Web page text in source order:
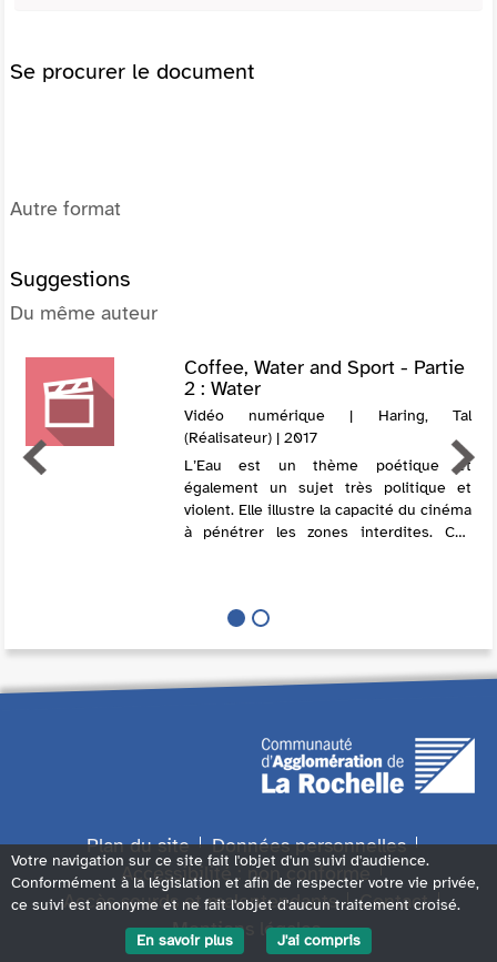
Se procurer le document
Autre format
Suggestions
Du même auteur
Coffee, Water and Sport - Partie
2 : Water
Vidéo numérique | Haring, Tal
(Réalisateur) | 2017
L’Eau est un thème poétique et
également un sujet très politique et
violent. Elle illustre la capacité du cinéma
à pénétrer les zones interdites. Ces
Plan du site
Données personnelles
Accessibilité : non conforme
Accès sourds et malentendants
Contact
Mentions légales
Votre navigation sur ce site fait l'objet d'un suivi d'audience.
Conformément à la législation et afin de respecter votre vie privée,
ce suivi est anonyme et ne fait l'objet d'aucun traitement croisé.
En savoir plus
J'ai compris